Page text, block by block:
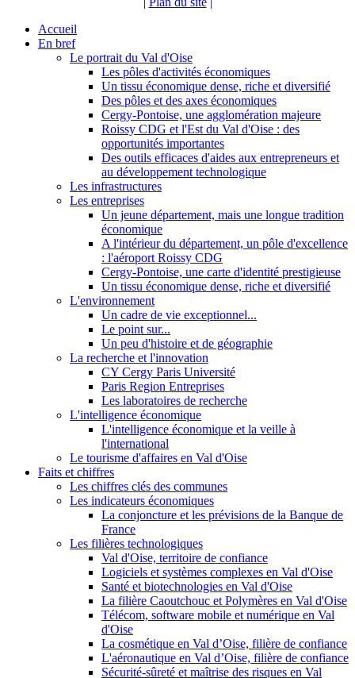
Accueil
En bref
Le portrait du Val d'Oise
Les pôles d'activités économiques
Un tissu économique dense, riche et diversifié
Des pôles et des axes économiques
Cergy-Pontoise, une agglomération majeure
Roissy CDG et l'Est du Val d'Oise : des
opportunités importantes
Des outils efficaces d'aides aux entrepreneurs et
au développement technologique
Les infrastructures
Les entreprises
Un jeune département, mais une longue tradition
économique
A l'intérieur du département, un pôle d'excellence
: l'aéroport Roissy CDG
Cergy-Pontoise, une carte d'identité prestigieuse
Un tissu économique dense, riche et diversifié
L'environnement
Un cadre de vie exceptionnel...
Le point sur...
Un peu d'histoire et de géographie
La recherche et l'innovation
CY Cergy Paris Université
Paris Region Entreprises
Les laboratoires de recherche
L'intelligence économique
L'intelligence économique et la veille à
l'international
Le tourisme d'affaires en Val d'Oise
Faits et chiffres
Les chiffres clés des communes
Les indicateurs économiques
La conjoncture et les prévisions de la Banque de
France
Les filières technologiques
Val d'Oise, territoire de confiance
Logiciels et systèmes complexes en Val d'Oise
Santé et biotechnologies en Val d'Oise
La filière Caoutchouc et Polymères en Val d'Oise
Télécom, software mobile et numérique en Val
d'Oise
La cosmétique en Val d’Oise, filière de confiance
L'aéronautique en Val d’Oise, filière de confiance
Sécurité-sûreté et maîtrise des risques en Val